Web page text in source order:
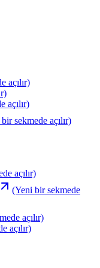
açılır)
açılır)
sekmede açılır)
açılır)
(Yeni bir sekmede
açılır)
açılır)